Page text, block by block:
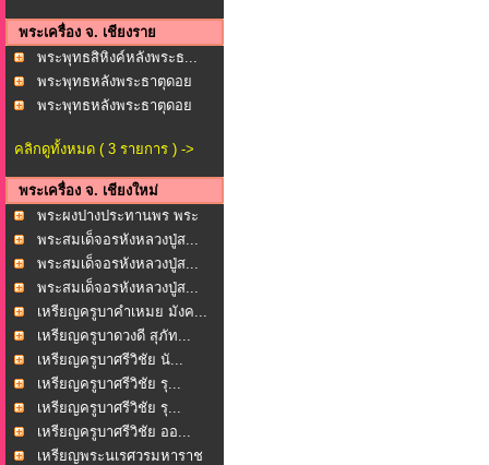
พระเครื่อง จ. เชียงราย
พระพุทธสิหิงค์หลังพระธ...
พระพุทธหลังพระธาตุดอย
ต...
พระพุทธหลังพระธาตุดอย
คลิกดูทั้งหมด ( 3 รายการ ) ->
พระเครื่อง จ. เชียงใหม่
พระผงปางประทานพร พระ
พุ...
พระสมเด็จอรหังหลวงปู่ส...
พระสมเด็จอรหังหลวงปู่ส...
พระสมเด็จอรหังหลวงปู่ส...
เหรียญครูบาคำเหมย มังค...
เหรียญครูบาดวงดี สุภัท...
เหรียญครูบาศรีวิชัย นั...
เหรียญครูบาศรีวิชัย รุ...
เหรียญครูบาศรีวิชัย รุ...
เหรียญครูบาศรีวิชัย ออ...
เหรียญพระนเรศวรมหาราช